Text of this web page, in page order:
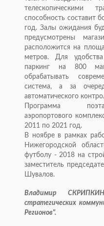
телескопическими
способность составит
год. Залы ожидания
предусмотрены
расположится на
метров. Для
паркинг на 800
обрабатывать
система, а за
автоматического
Программа
аэропортового
2011 по 2021 год.
В ноябре в рамках
Нижегородской
футболу - 2018 на
заместитель
Шувалов.
Владимир
стратегических
Регионов".